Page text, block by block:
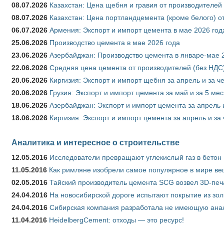
08.07.2026 Казахстан: Цена щебня и гравия от
08.07.2026 Казахстан: Цена портландцемента (кроме белого)
06.07.2026 Армения: Экспорт и импорт цемента в мае 2026
25.06.2026 Производство цемента в мае 2026 года
23.06.2026 Азербайджан: Производство цемента в январе-мае
22.06.2026 Средняя цена цемента от производителей (без
20.06.2026 Киргизия: Экспорт и импорт щебня за апрель и за
20.06.2026 Грузия: Экспорт и импорт цемента за май и за 5
18.06.2026 Азербайджан: Экспорт и импорт цемента за
18.06.2026 Киргизия: Экспорт и импорт цемента за апрель и
Аналитика и интересное о строительстве
12.05.2016 Исследователи превращают углекислый газ в бетон
11.05.2016 Как римляне изобрели самое популярное в мире
02.05.2016 Тайский производитель цемента SCG возвел 3D-
24.04.2016 На новосибирской дороге испытают покрытие из
24.04.2016 Сибирская компания разработала не имеющую
11.04.2016 HeidelbergCement: отходы — это ресурс!